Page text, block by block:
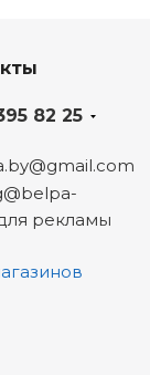
82 25
рекламы